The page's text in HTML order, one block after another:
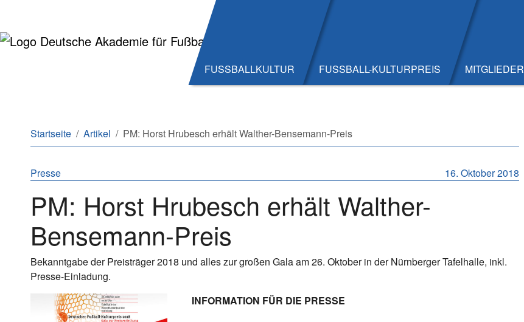
FUSSBALLKULTUR FUSSBALL-KULTURPREIS MITGLIEDER
Sie sind hier:
Startseite Artikel PM: Horst Hrubesch erhält Walther-Bensemann-Preis
16. Oktober 2018
Presse
PM: Horst Hrubesch erhält Walther-
Bensemann-Preis
Bekanntgabe der Preisträger 2018 und alles zur großen Gala am 26. Oktober in der Nürnberger Tafelhalle, inkl.
Presse-Einladung.
INFORMATION FÜR DIE PRESSE